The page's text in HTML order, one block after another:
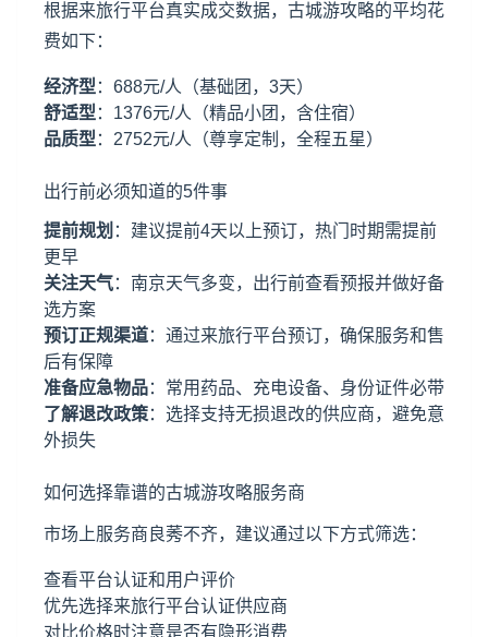
根据来旅行平台真实成交数据，古城游攻略的平均花
费如下：
经济型 ：688元/人（基础团，3天）
舒适型 ：1376元/人（精品小团，含住宿）
品质型 ：2752元/人（尊享定制，全程五星）
出行前必须知道的5件事
提前规划 ：建议提前4天以上预订，热门时期需提前
更早
关注天气：南京天气多变，出行前查看预报并做好备
选方案
预订正规渠道：通过来旅行平台预订，确保服务和售
后有保障
准备应急物品：常用药品、充电设备、身份证件必带
了解退改政策：选择支持无损退改的供应商，避免意
外损失
如何选择靠谱的古城游攻略服务商
市场上服务商良莠不齐，建议通过以下方式筛选：
查看平台认证和用户评价
优先选择来旅行平台认证供应商
对比价格时注意是否有隐形消费